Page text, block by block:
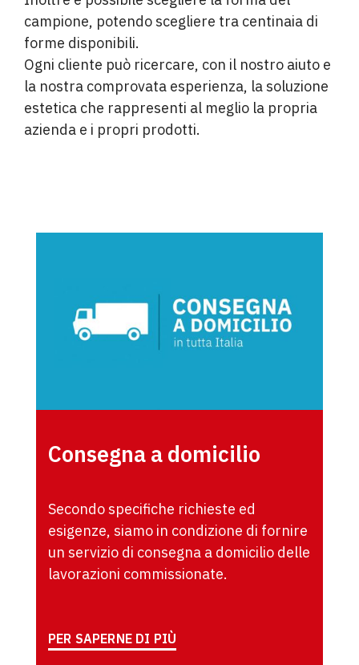
campione, potendo scegliere tra centinaia di
forme disponibili.
Ogni cliente può ricercare, con il nostro aiuto e
la nostra comprovata esperienza, la soluzione
estetica che rappresenti al meglio la propria
azienda e i propri prodotti.
Consegna a domicilio
Secondo specifiche richieste ed
esigenze, siamo in condizione di fornire
un servizio di consegna a domicilio delle
lavorazioni commissionate.
PER SAPERNE DI PIÙ